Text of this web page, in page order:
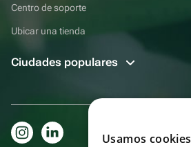
Centro de soporte
Ubicar una tienda
Ciudades populares
Usamos cookies